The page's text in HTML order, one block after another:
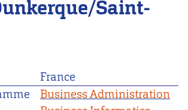
Saint-
France
Business Administration